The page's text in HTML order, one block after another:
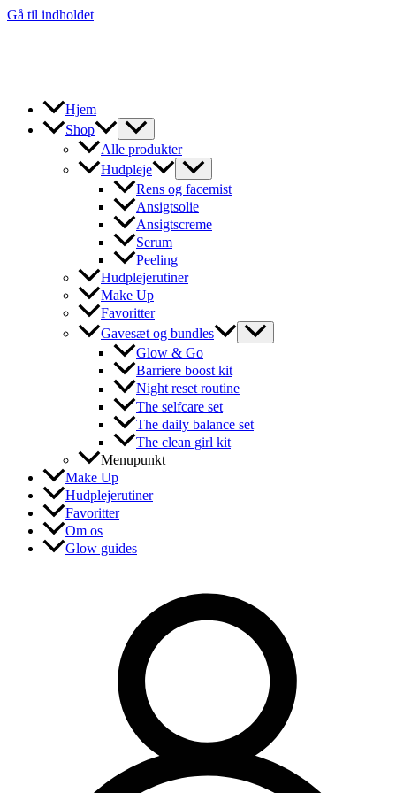
Gå til indholdet
Hjem
Shop
Alle produkter
Hudpleje
Rens og facemist
Ansigtsolie
Ansigtscreme
Serum
Peeling
Hudplejerutiner
Make Up
Favoritter
Gavesæt og bundles
Glow & Go
Barriere boost kit
Night reset routine
The selfcare set
The daily balance set
The clean girl kit
Menupunkt
Make Up
Hudplejerutiner
Favoritter
Om os
Glow guides